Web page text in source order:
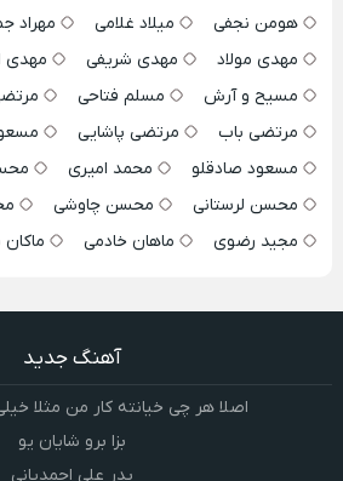
هومن نجفی
میلاد غلامی مهراد
مهدی مولاد
مهدی شریفی مهدی
مسیح و آرش
مسلم فتاحی
مرتضی باب
مرتضی پاشایی
مسعود صادقلو
محمد امیری
محسن لرستانی
محسن چاوشی
مجید رضوی
ماهان خادمی ماکان
آهنگ جدید
اصلا هر چی خیانته کار من مثلا
بزا برو شایان یو
پدر علی احمدیانی